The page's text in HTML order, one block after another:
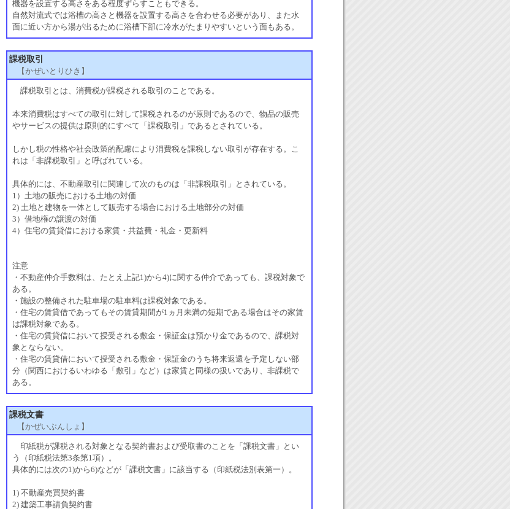
機器を設置する高さをある程度ずらすこともできる。
自然対流式では浴槽の高さと機器を設置する高さを合わせる必要があり、また水
面に近い方から湯が出るために浴槽下部に冷水がたまりやすいという面もある。
課税取引
【かぜいとりひき】
課税取引とは、消費税が課税される取引のことである。
本来消費税はすべての取引に対して課税されるのが原則であるので、物品の販売
やサービスの提供は原則的にすべて「課税取引」であるとされている。
しかし税の性格や社会政策的配慮により消費税を課税しない取引が存在する。こ
れは「非課税取引」と呼ばれている。
具体的には、不動産取引に関連して次のものは「非課税取引」とされている。
1）土地の販売における土地の対価
2) 土地と建物を一体として販売する場合における土地部分の対価
3）借地権の譲渡の対価
4）住宅の賃貸借における家賃・共益費・礼金・更新料
注意
・不動産仲介手数料は、たとえ上記1)から4)に関する仲介であっても、課税対象で
ある。
・施設の整備された駐車場の駐車料は課税対象である。
・住宅の賃貸借であってもその賃貸期間が1ヵ月未満の短期である場合はその家賃
は課税対象である。
・住宅の賃貸借において授受される敷金・保証金は預かり金であるので、課税対
象とならない。
・住宅の賃貸借において授受される敷金・保証金のうち将来返還を予定しない部
分（関西におけるいわゆる「敷引」など）は家賃と同様の扱いであり、非課税で
ある。
課税文書
【かぜいぶんしょ】
印紙税が課税される対象となる契約書および受取書のことを「課税文書」とい
う（印紙税法第3条第1項）。
具体的には次の1)から6)などが「課税文書」に該当する（印紙税法別表第一）。
1) 不動産売買契約書
2) 建築工事請負契約書